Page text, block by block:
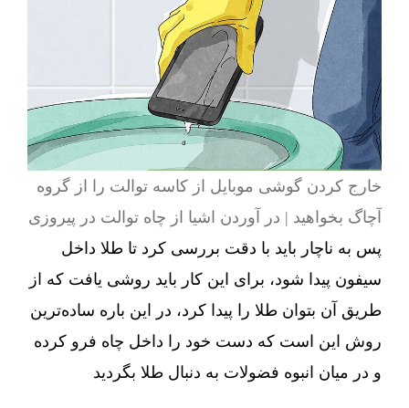
خارج کردن گوشی موبایل از کاسه توالت را از گروه
آچاگ بخواهید | در آوردن اشیا از چاه توالت در پیروزی
پس به ناچار باید با دقت بررسی کرد تا طلا داخل
سیفون پیدا شود، برای این کار باید روشی یافت که از
طریق آن بتوان طلا را پیدا کرد، در این باره ساده‌ترین
روش این است که دست خود را داخل چاه فرو کرده
و در میان انبوه فضولات به دنبال طلا بگردید